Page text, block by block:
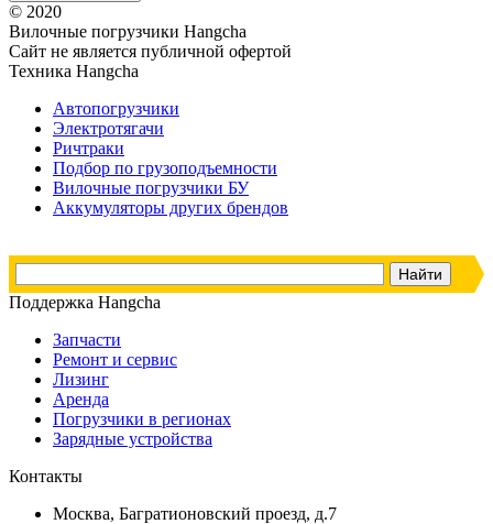
© 2020
Вилочные погрузчики Hangcha
Сайт не является публичной офертой
Техника Hangcha
Автопогрузчики
Электротягачи
Ричтраки
Подбор по грузоподъемности
Вилочные погрузчики БУ
Аккумуляторы других брендов
Поддержка Hangcha
Запчасти
Ремонт и сервис
Лизинг
Аренда
Погрузчики в регионах
Зарядные устройства
Контакты
Москва, Багратионовский проезд, д.7